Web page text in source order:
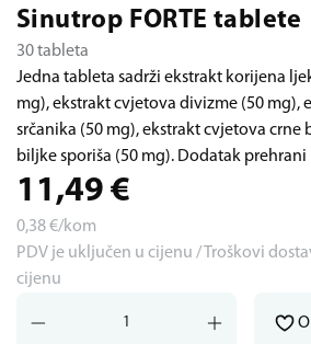
Sinutrop FORTE tablete
30 tableta
Jedna tableta sadrži ekstrakt korijena
mg), ekstrakt cvjetova divizme (50 mg),
srčanika (50 mg), ekstrakt cvjetova crne
biljke sporiša (50 mg). Dodatak prehrani
11,49 €
0,38€/kom
PDV je uključen u cijenu / Troškovi
cijenu